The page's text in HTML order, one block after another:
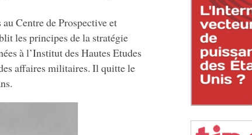
Centre de Prospective et
les principes de la stratégie
à l’Institut des Hautes Etudes
affaires militaires. Il quitte le